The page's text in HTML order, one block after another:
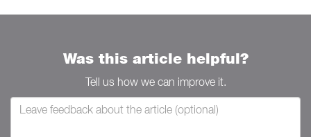
Was this article helpful?
Tell us how we can improve it.